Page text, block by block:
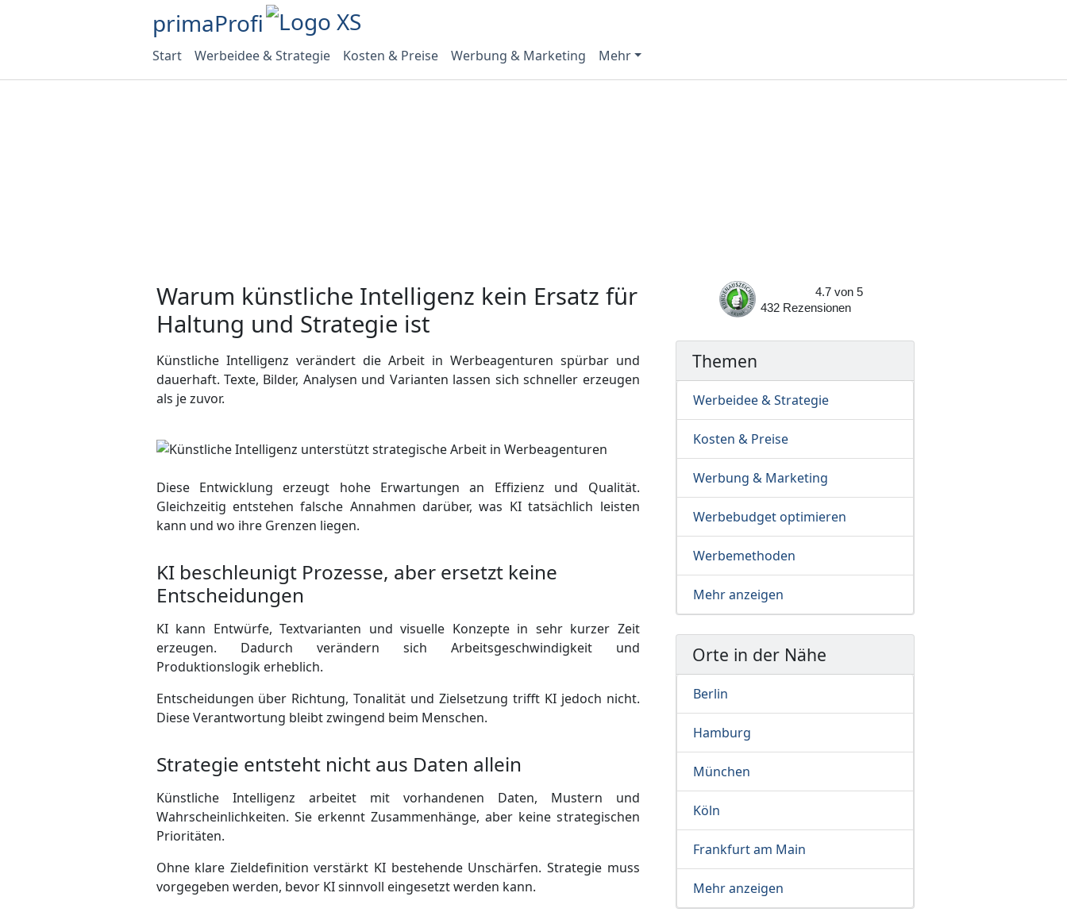
primaProfi
Start Werbeidee & Strategie Kosten & Preise Werbung & Marketing Mehr
Warum künstliche Intelligenz kein Ersatz für
Haltung und Strategie ist
Künstliche Intelligenz verändert die Arbeit in Werbeagenturen spürbar und
dauerhaft. Texte, Bilder, Analysen und Varianten lassen sich schneller erzeugen
als je zuvor.
Diese Entwicklung erzeugt hohe Erwartungen an Effizienz und Qualität.
Gleichzeitig entstehen falsche Annahmen darüber, was KI tatsächlich leisten
kann und wo ihre Grenzen liegen.
KI beschleunigt Prozesse, aber ersetzt keine
Entscheidungen
KI kann Entwürfe, Textvarianten und visuelle Konzepte in sehr kurzer Zeit
erzeugen. Dadurch verändern sich Arbeitsgeschwindigkeit und
Produktionslogik erheblich.
Entscheidungen über Richtung, Tonalität und Zielsetzung trifft KI jedoch nicht.
Diese Verantwortung bleibt zwingend beim Menschen.
Strategie entsteht nicht aus Daten allein
Künstliche Intelligenz arbeitet mit vorhandenen Daten, Mustern und
Wahrscheinlich­keiten. Sie erkennt Zusammenhänge, aber keine strategischen
Prioritäten.
Ohne klare Zieldefinition verstärkt KI bestehende Unschärfen. Strategie muss
vorgegeben werden, bevor KI sinnvoll eingesetzt werden kann.
4.7 von5
432
Rezensionen
Themen
Werbeidee & Strategie
Kosten & Preise
Werbung & Marketing
Werbebudget optimieren
Werbemethoden
Mehr anzeigen
Orte in der Nähe
Berlin
Hamburg
München
Köln
Frankfurt am Main
Mehr anzeigen